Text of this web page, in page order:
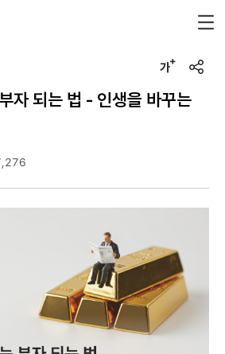
u
자 되는 법 - 인생을 바꾸는